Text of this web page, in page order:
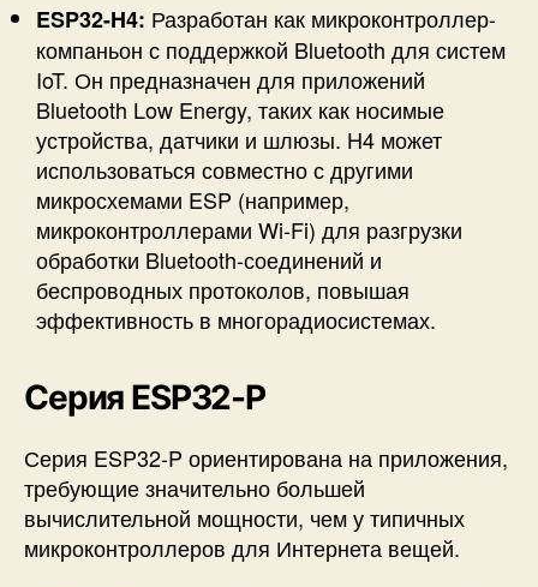
ESP32-H4: Разработан как микроконтроллер-
компаньон с поддержкой Bluetooth для систем
IoT. Он предназначен для приложений
Bluetooth Low Energy, таких как носимые
устройства, датчики и шлюзы. H4 может
использоваться совместно с другими
микросхемами ESP (например,
микроконтроллерами Wi-Fi) для разгрузки
обработки Bluetooth-соединений и
беспроводных протоколов, повышая
эффективность в многорадиосистемах.
Серия ESP32-P
Серия ESP32-P ориентирована на приложения,
требующие значительно большей
вычислительной мощности, чем у типичных
микроконтроллеров для Интернета вещей.